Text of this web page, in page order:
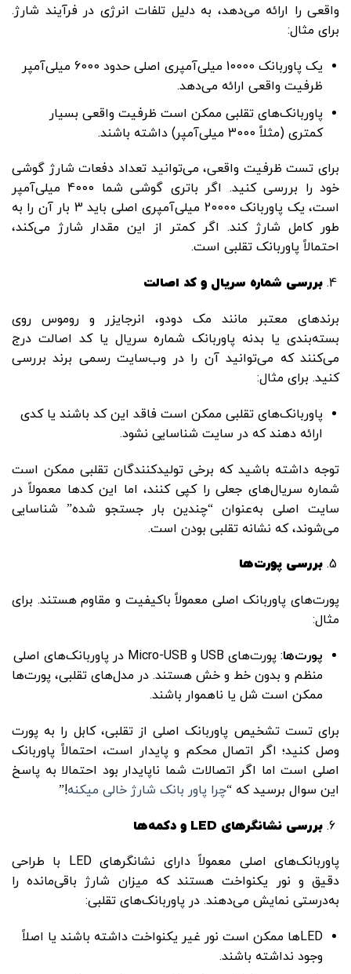
واقعی را ارائه می‌دهد، به دلیل تلفات انرژی در فرآیند شارژ.
برای مثال:
یک پاوربانک 10000 میلی‌آمپری اصلی حدود 6000 میلی‌آمپر
ظرفیت واقعی ارائه می‌دهد.
پاوربانک‌های تقلبی ممکن است ظرفیت واقعی بسیار
کمتری (مثلاً 3000 میلی‌آمپر) داشته باشند.
برای تست ظرفیت واقعی، می‌توانید تعداد دفعات شارژ گوشی
خود را بررسی کنید. اگر باتری گوشی شما 4000 میلی‌آمپر
است، یک پاوربانک 20000 میلی‌آمپری اصلی باید 3 بار آن را به
طور کامل شارژ کند. اگر کمتر از این مقدار شارژ می‌کند،
احتمالاً پاوربانک تقلبی است.
بررسی شماره سریال و کد اصالت
برندهای معتبر مانند مک دودو، انرجایزر و روموس روی
بسته‌بندی یا بدنه پاوربانک شماره سریال یا کد اصالت درج
می‌کنند که می‌توانید آن را در وب‌سایت رسمی برند بررسی
کنید. برای مثال:
پاوربانک‌های تقلبی ممکن است فاقد این کد باشند یا کدی
ارائه دهند که در سایت شناسایی نشود.
توجه داشته باشید که برخی تولیدکنندگان تقلبی ممکن است
شماره سریال‌های جعلی را کپی کنند، اما این کدها معمولاً در
سایت اصلی به‌عنوان “چندین بار جستجو شده” شناسایی
می‌شوند، که نشانه تقلبی بودن است.
بررسی پورت‌ها
پورت‌های پاوربانک اصلی معمولاً باکیفیت و مقاوم هستند. برای
مثال:
پورت‌ها
: پورت‌های USB و Micro-USB در پاوربانک‌های اصلی
منظم و بدون خط و خش هستند. در مدل‌های تقلبی، پورت‌ها
ممکن است شل یا ناهموار باشند.
برای تست تشخیص پاوربانک اصلی از تقلبی، کابل را به پورت
وصل کنید؛ اگر اتصال محکم و پایدار است، احتمالاً پاوربانک
اصلی است اما اگر اتصالات شما ناپایدار بود احتمالا به پاسخ
این سوال برسید که “چرا پاور بانک شارژ خالی میکنه!”
بررسی نشانگرهای و دکمه‌ها
پاوربانک‌های اصلی معمولاً دارای نشانگرهای LED با طراحی
دقیق و نور یکنواخت هستند که میزان شارژ باقی‌مانده را
به‌درستی نمایش می‌دهند. در پاوربانک‌های تقلبی:
LED‌ها ممکن است نور غیر یکنواخت داشته باشند یا اصلاً
وجود نداشته باشند.